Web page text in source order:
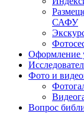
САФУ
Оформление
Фото и
Вопрос